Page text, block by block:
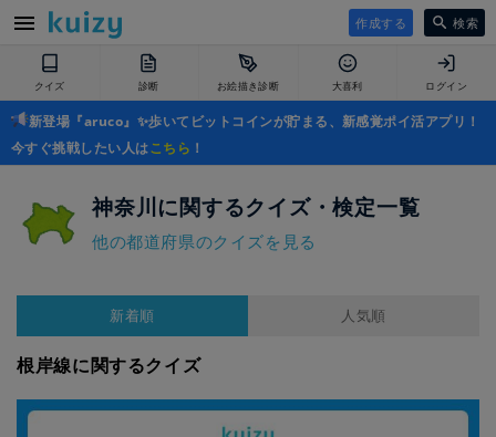
作成する 検索
クイズ 診断 お絵描き診断 大喜利 ログイン
新登場『aruco』✨歩いてビットコインが貯まる、新感覚ポイ活アプリ！
今すぐ挑戦したい人はこちら ！
神奈川に関するクイズ・検定一覧
他の都道府県のクイズを見る
新着順 人気順
根岸線に関するクイズ